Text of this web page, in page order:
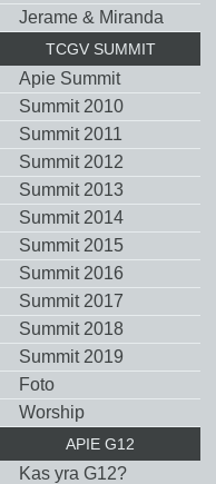
Jerame & Miranda
TCGV SUMMIT
Apie Summit
Summit 2010
Summit 2011
Summit 2012
Summit 2013
Summit 2014
Summit 2015
Summit 2016
Summit 2017
Summit 2018
Summit 2019
Foto
Worship
APIE G12
Kas yra G12?